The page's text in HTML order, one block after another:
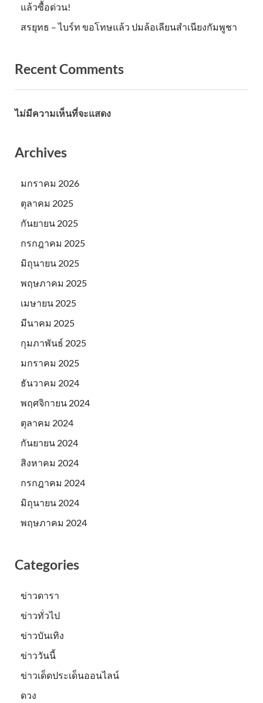
แล้วซื้อด่วน!
สรยุทธ – ไบร์ท ขอโทษแล้ว ปมล้อเลียนสำเนียงกัมพูชา
Recent Comments
ไม่มีความเห็นที่จะแสดง
Archives
มกราคม 2026
ตุลาคม 2025
กันยายน 2025
กรกฎาคม 2025
มิถุนายน 2025
พฤษภาคม 2025
เมษายน 2025
มีนาคม 2025
กุมภาพันธ์ 2025
มกราคม 2025
ธันวาคม 2024
พฤศจิกายน 2024
ตุลาคม 2024
กันยายน 2024
สิงหาคม 2024
กรกฎาคม 2024
มิถุนายน 2024
พฤษภาคม 2024
Categories
ข่าวดารา
ข่าวทั่วไป
ข่าวบันเทิง
ข่าววันนี้
ข่าวเด็ดประเด็นออนไลน์
ดวง